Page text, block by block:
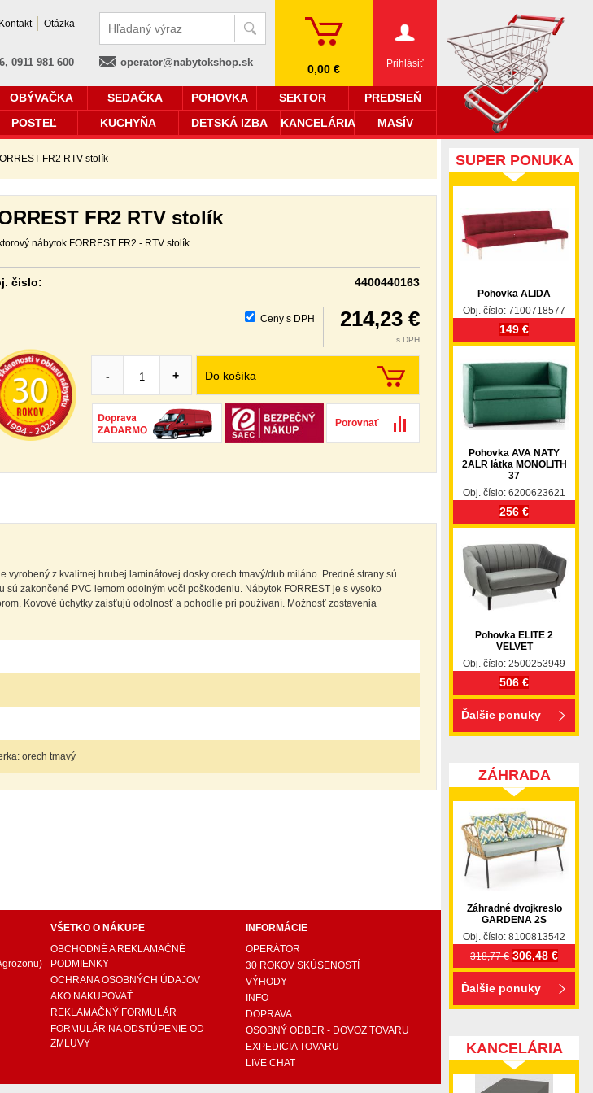
0911 981 600 operator@nabytokshop.sk Prihlásiť
0,00 €
FR2 RTV stolík
FR2 RTV stolík
nábytok FORREST FR2 - RTV stolík
čislo: 4400440163
Ceny s DPH 214,23 €
s DPH
Do košíka
- +
Porovnať
z kvalitnej hrubej laminátovej dosky orech tmavý/dub miláno. Predné strany sú
zakončené PVC lemom odolným voči poškodeniu. Nábytok FORREST je s vysoko
Kovové úchytky zaisťujú odolnosť a pohodlie pri používaní. Možnosť zostavenia
orech tmavý
SUPER PONUKA
Pohovka ALIDA
Obj. číslo: 7100718577
149 €
Pohovka AVA NATY
2ALR látka MONOLITH
37
Obj. číslo: 6200623621
256 €
Pohovka ELITE 2
VELVET
Obj. číslo: 2500253949
506 €
Ďalšie ponuky
ZÁHRADA
Záhradné dvojkreslo
GARDENA 2S
Obj. číslo: 8100813542
318,77 € 306,48 €
Ďalšie ponuky
KANCELÁRIA
VŠETKO O NÁKUPE
OBCHODNÉ A REKLAMAČNÉ
PODMIENKY
OCHRANA OSOBNÝCH ÚDAJOV
AKO NAKUPOVAŤ
REKLAMAČNÝ FORMULÁR
FORMULÁR NA ODSTÚPENIE OD
ZMLUVY
INFORMÁCIE
OPERÁTOR
30 ROKOV SKÚSENOSTÍ
VÝHODY
INFO
DOPRAVA
OSOBNÝ ODBER - DOVOZ TOVARU
EXPEDICIA TOVARU
LIVE CHAT
OBÝVAČKA SEDAČKA POHOVKA SEKTOR
PREDSIEŇ
POSTEĽ KUCHYŇA DETSKÁ IZBA KANCELÁRIA MASÍV
Kontakt Otázka